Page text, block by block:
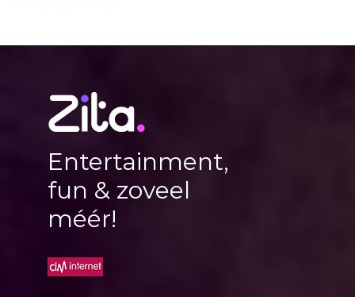
Entertainment,
fun & zoveel
méér!